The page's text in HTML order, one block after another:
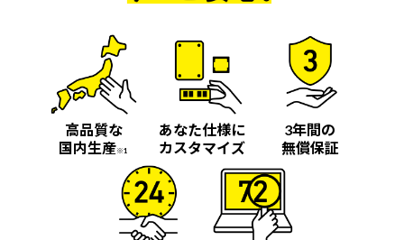
高品質な
国内生産※1
あなた仕様に
カスタマイズ
3年間の
無償保証